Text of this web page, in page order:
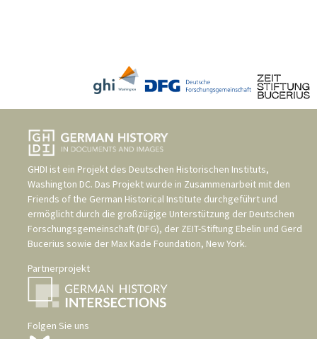
GHDI ist ein Projekt des Deutschen Historischen Instituts,
Washington DC. Das Projekt wurde in Zusammenarbeit mit den
Friends of the German Historical Institute durchgeführt und
ermöglicht durch die großzügige Unterstützung der Deutschen
Forschungsgemeinschaft (DFG), der ZEIT-Stiftung Ebelin und Gerd
Bucerius sowie der Max Kade Foundation, New York.
Partnerprojekt
Folgen Sie uns